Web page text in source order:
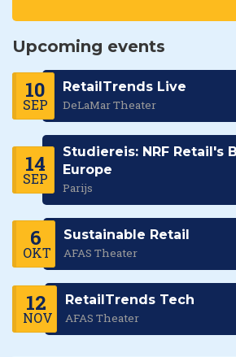
Upcoming events
10
SEP
RetailTrends Live
DeLaMar Theater
14
SEP
Studiereis: NRF Retail's
Europe
Parijs
6
OKT
Sustainable Retail
AFAS Theater
12
NOV
RetailTrends Tech
AFAS Theater